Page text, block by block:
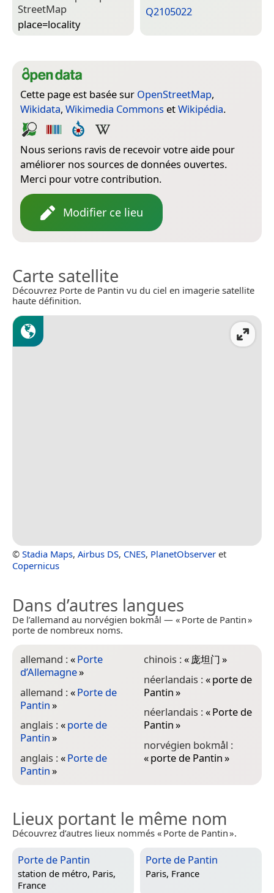
Street­Map
place=­locality
Q2105022
Cette page est basée sur OpenStreetMap,
Wikidata, Wikimedia Commons etWikipédia.
Nous serions ravis de recevoir votre aide pour
améliorer nos sources de données ouvertes.
Merci pour votre contribution.
Modifier ce lieu
Carte satellite
Découvrez Porte de Pantin vu du ciel en imagerie satellite
haute définition.
© Stadia Maps, Airbus DS, CNES, PlanetObserver et
Copernicus
Dans d’autres langues
De l’allemand au norvégien bokmål — « Porte de Pantin »
porte de nombreux noms.
allemand :«Porte
d’Allemagne»
allemand :«Porte de
Pantin»
anglais :«porte de
Pantin»
anglais :«Porte de
Pantin»
chinois :«庞坦门»
néerlandais :«porte de
Pantin»
néerlandais :«Porte de
Pantin»
norvégien bokmål :
«porte de Pantin»
Lieux portant le même nom
Découvrez d’autres lieux nommés « Porte de Pantin ».
Porte de Pantin
station de métro, Paris,
France
Porte de Pantin
Paris, France